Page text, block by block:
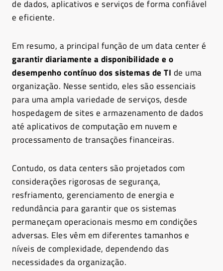
de dados, aplicativos e serviços de forma confiável
e eficiente.
Em resumo, a principal função de um data center é
garantir diariamente a disponibilidade e o
desempenho contínuodos sistemas de TI de uma
organização. Nesse sentido, eles são essenciais
para uma ampla variedade de serviços, desde
hospedagem de sites e armazenamento de dados
até aplicativos de computação em nuvem e
processamento de transações financeiras.
Contudo, os data centers são projetados com
considerações rigorosas de segurança,
resfriamento, gerenciamento de energia e
redundância para garantir que os sistemas
permaneçam operacionais mesmo em condições
adversas. Eles vêm em diferentes tamanhos e
níveis de complexidade, dependendo das
necessidades da organização.